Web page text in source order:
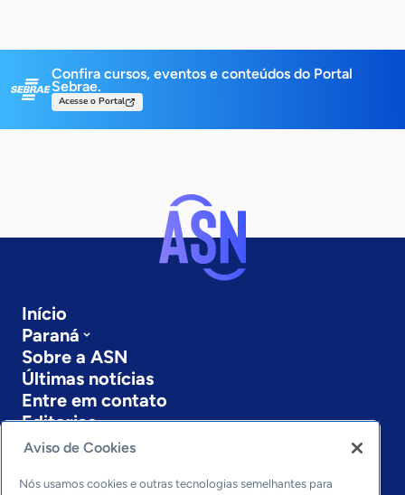
Confira cursos, eventos e conteúdos do Portal
Sebrae.
Acesse o Portal
Início
Paraná
Sobre a ASN
Últimas notícias
Entre em contato
Editorias
Economia & Política
Inovação & Tecnologia
Aviso de Cookies
Nós usamos cookies e outras tecnologias semelhantes para